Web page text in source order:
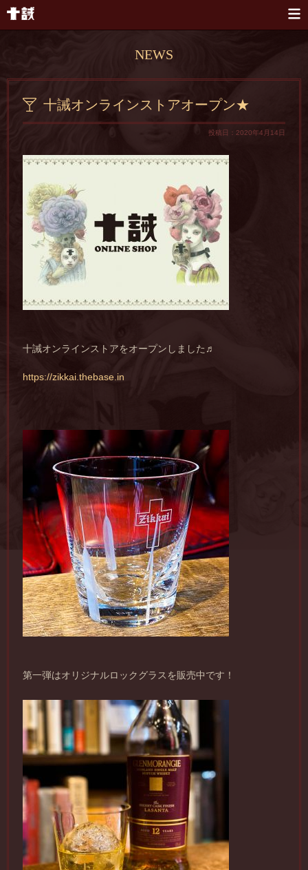
NEWS
十誡オンラインストアオープン★
投稿日：2020年4月14日
十誡オンラインストアをオープンしました♬
https://zikkai.thebase.in
第一弾はオリジナルロックグラスを販売中です！